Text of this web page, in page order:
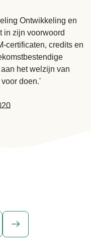
Ontwikkeling en
in zijn voorwoord
certificaten, credits en
het welzijn van
doen.'